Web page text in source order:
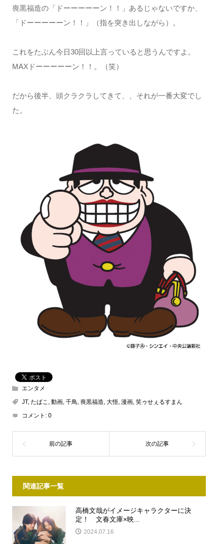
喪黒福造の「ドーーーーーン！！」あるじゃないですか、
「ドーーーーーン！！」（指を突き出しながら）。
これをたぶん今日30回以上言っていると思うんですよ。
MAXドーーーーーン！！。（笑）
だから後半、頭クラクラしてきて、、それが一番大変でし
た。
エンタメ
JT, たばこ , 動画, 千鳥, 喪黒福造, 大悟, 漫画, 笑ゥせぇるすまん
コメント: 0
関連記事一覧
高橋文哉がイメージキャラクターに決
定！ 文春文庫×映...
2024.07.16